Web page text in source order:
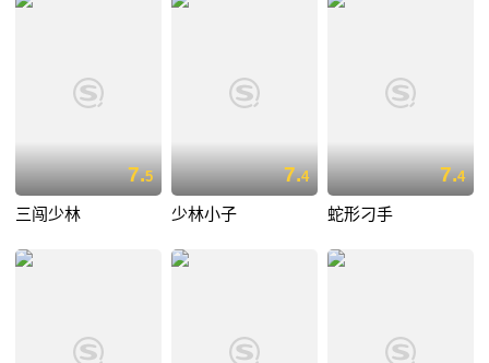
7.5
三闯少林
7.4
少林小子
7.4
蛇形刁手